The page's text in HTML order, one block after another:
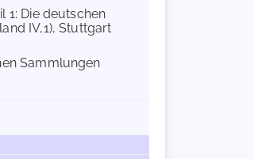
1: Die deutschen
IV,1), Stuttgart
Sammlungen